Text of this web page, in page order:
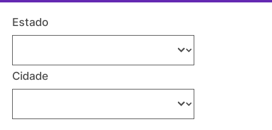
Estado
Cidade